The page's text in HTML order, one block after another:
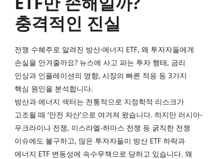
충격적인 진실
전쟁 수혜주로 알려진 방산·에너지 ETF, 왜 투자자들에게
손실을 안겨줄까요? 뉴스에 사고 파는 투자 행태, 금리
인상과 인플레이션의 영향, 시장의 빠른 적응 등 3가지
핵심 원인을 분석합니다.
방산과 에너지 섹터는 전통적으로 지정학적 리스크가
고조될 때 ‘안전 자산’으로 여겨져 왔습니다. 하지만 러시아-
우크라이나 전쟁, 이스라엘-하마스 전쟁 등 굵직한 전쟁
이슈에도 불구하고, 많은 투자자들이 방산 ETF 하락과
에너지 ETF 변동성에 속수무책으로 당하고 있습니다. 왜